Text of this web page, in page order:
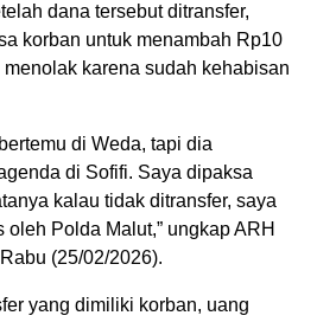
dana tersebut ditransfer,
korban untuk menambah Rp10
karena sudah kehabisan
di Weda, tapi dia
di Sofifi. Saya dipaksa
kalau tidak ditransfer, saya
Polda Malut,” ungkap ARH
(25/02/2026).
yang dimiliki korban, uang